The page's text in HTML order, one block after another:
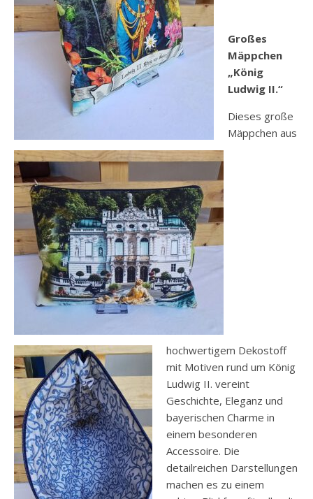
Großes
Mäppchen
„König
Ludwig II.“
Dieses große
Mäppchen aus
hochwertigem Dekostoff
mit Motiven rund um König
Ludwig II. vereint
Geschichte, Eleganz und
bayerischen Charme in
einem besonderen
Accessoire. Die
detailreichen Darstellungen
machen es zu einem